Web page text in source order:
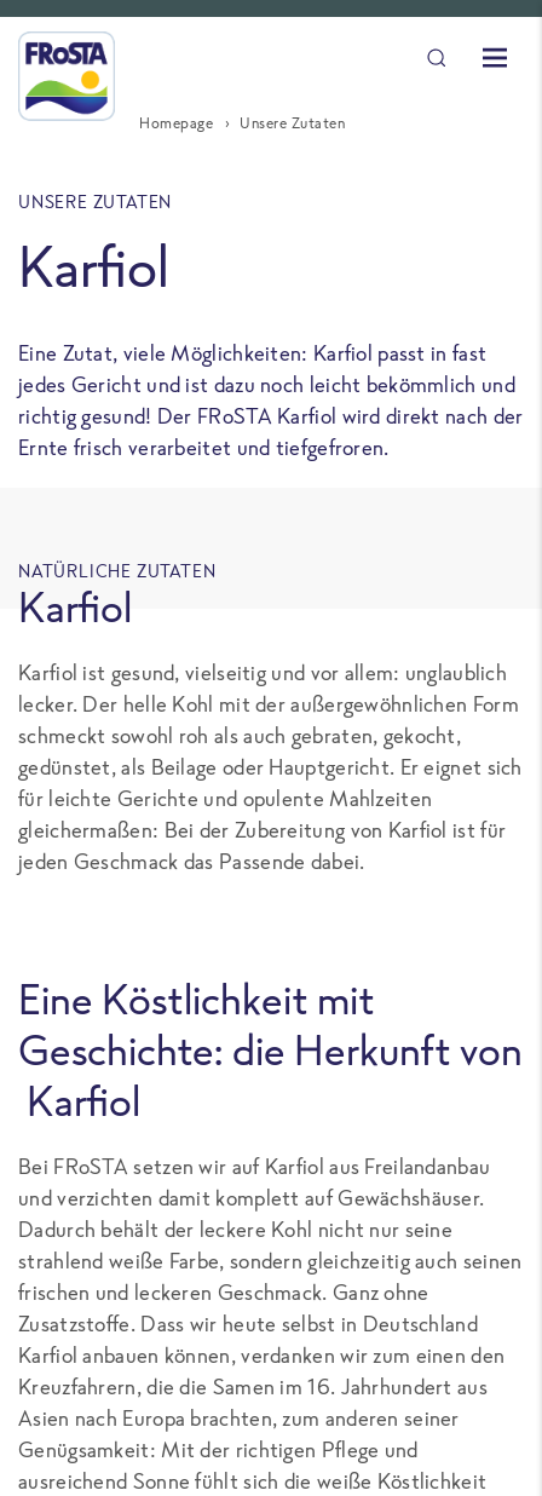
Homepage Unsere Zutaten
UNSERE ZUTATEN
Karfiol
Eine Zutat, viele Möglichkeiten: Karfiol passt in fast
jedes Gericht und ist dazu noch leicht bekömmlich und
richtig gesund! Der FRoSTA Karfiol wird direkt nach der
Ernte frisch verarbeitet und tiefgefroren.
NATÜRLICHE ZUTATEN
Karfiol
Karfiol ist gesund, vielseitig und vor allem: unglaublich
lecker. Der helle Kohl mit der außergewöhnlichen Form
schmeckt sowohl roh als auch gebraten, gekocht,
gedünstet, als Beilage oder Hauptgericht. Er eignet sich
für leichte Gerichte und opulente Mahlzeiten
gleichermaßen: Bei der Zubereitung von Karfiol ist für
jeden Geschmack das Passende dabei.
Eine Köstlichkeit mit
Geschichte: die Herkunft von
Karfiol
Bei FRoSTA setzen wir auf Karfiol aus Freilandanbau
und verzichten damit komplett auf Gewächshäuser.
Dadurch behält der leckere Kohl nicht nur seine
strahlend weiße Farbe, sondern gleichzeitig auch seinen
frischen und leckeren Geschmack. Ganz ohne
Zusatzstoffe. Dass wir heute selbst in Deutschland
Karfiol anbauen können, verdanken wir zum einen den
Kreuzfahrern, die die Samen im 16. Jahrhundert aus
Asien nach Europa brachten, zum anderen seiner
Genügsamkeit: Mit der richtigen Pflege und
ausreichend Sonne fühlt sich die weiße Köstlichkeit